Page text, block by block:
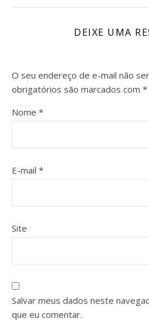
DEIXE UMA
O seu endereço de e-mail não
obrigatórios são marcados com *
Nome *
E-mail *
Site
Salvar meus dados neste
que eu comentar.